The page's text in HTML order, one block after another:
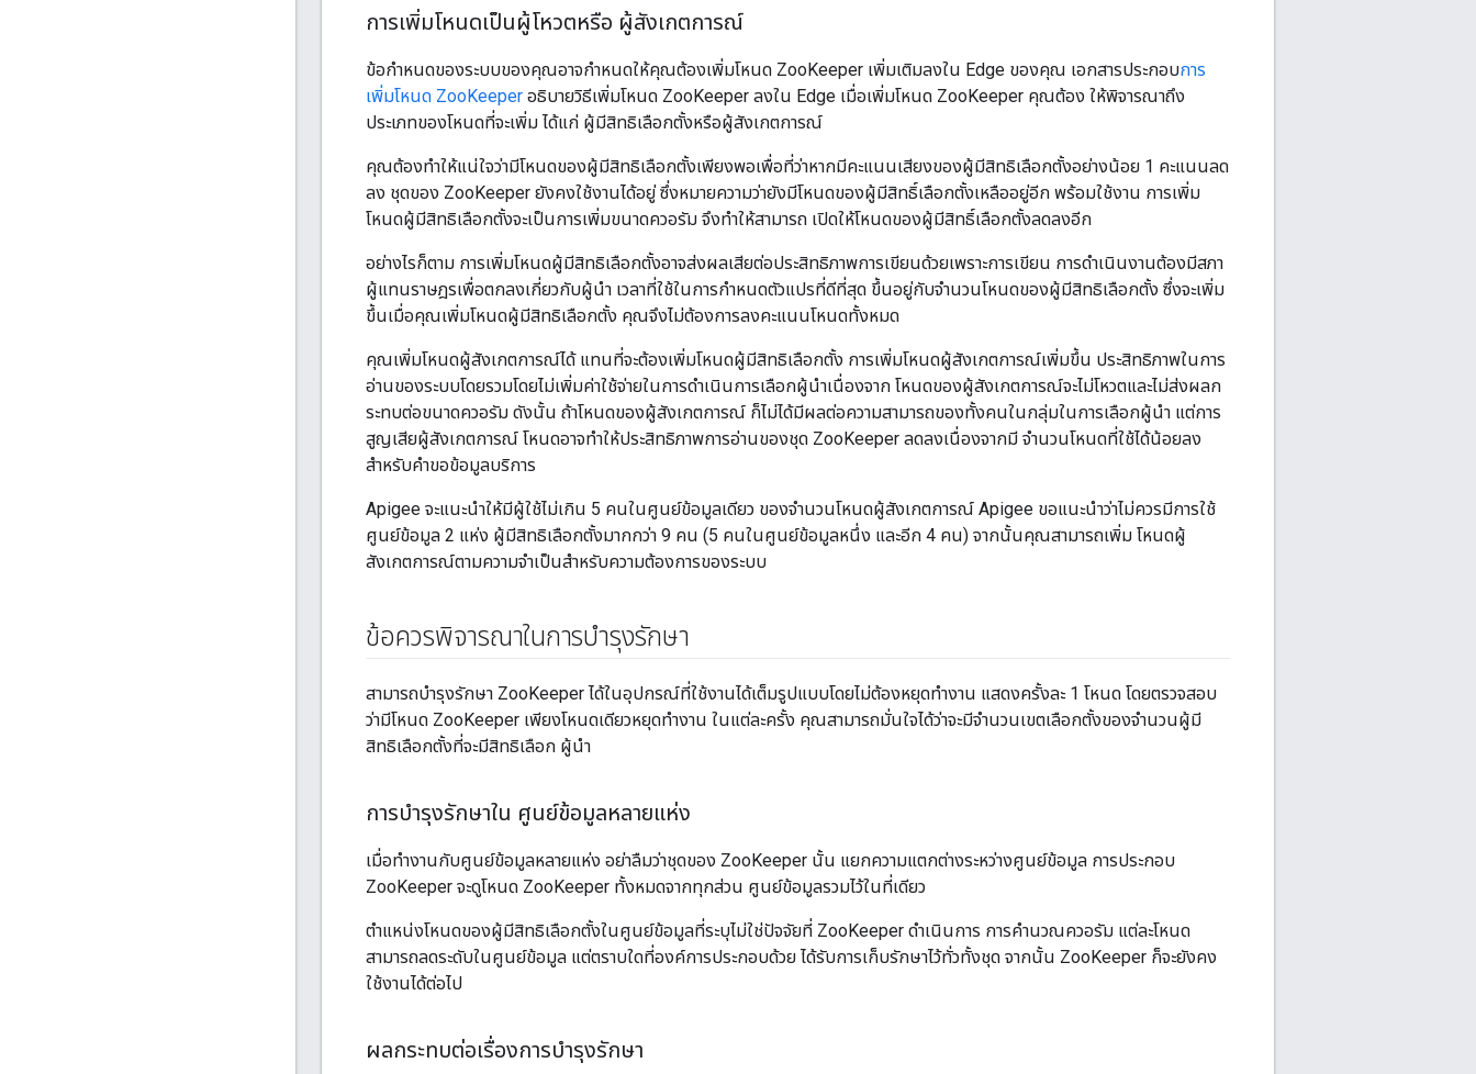
การเพิ่มโหนดเป็นผู้โหวตหรือ ผู้สังเกตการณ์
ข้อกำหนดของระบบของคุณอาจกำหนดให้คุณต้องเพิ่มโหนด ZooKeeper เพิ่มเติมลงใน Edge ของคุณ เอกสารประกอบการ
เพิ่มโหนด ZooKeeper อธิบายวิธีเพิ่มโหนด ZooKeeper ลงใน Edge เมื่อเพิ่มโหนด ZooKeeper คุณต้อง ให้พิจารณาถึง
ประเภทของโหนดที่จะเพิ่ม ได้แก่ ผู้มีสิทธิเลือกตั้งหรือผู้สังเกตการณ์
คุณต้องทำให้แน่ใจว่ามีโหนดของผู้มีสิทธิเลือกตั้งเพียงพอเพื่อที่ว่าหากมีคะแนนเสียงของผู้มีสิทธิเลือกตั้งอย่างน้อย 1 คะแนนลด
ลง ชุดของ ZooKeeper ยังคงใช้งานได้อยู่ ซึ่งหมายความว่ายังมีโหนดของผู้มีสิทธิ์เลือกตั้งเหลืออยู่อีก พร้อมใช้งาน การเพิ่ม
โหนดผู้มีสิทธิเลือกตั้งจะเป็นการเพิ่มขนาดควอรัม จึงทำให้สามารถ เปิดให้โหนดของผู้มีสิทธิ์เลือกตั้งลดลงอีก
อย่างไรก็ตาม การเพิ่มโหนดผู้มีสิทธิเลือกตั้งอาจส่งผลเสียต่อประสิทธิภาพการเขียนด้วยเพราะการเขียน การดำเนินงานต้องมีสภา
ผู้แทนราษฎรเพื่อตกลงเกี่ยวกับผู้นำ เวลาที่ใช้ในการกำหนดตัวแปรที่ดีที่สุด ขึ้นอยู่กับจำนวนโหนดของผู้มีสิทธิเลือกตั้ง ซึ่งจะเพิ่ม
ขึ้นเมื่อคุณเพิ่มโหนดผู้มีสิทธิเลือกตั้ง คุณจึงไม่ต้องการลงคะแนนโหนดทั้งหมด
คุณเพิ่มโหนดผู้สังเกตการณ์ได้ แทนที่จะต้องเพิ่มโหนดผู้มีสิทธิเลือกตั้ง การเพิ่มโหนดผู้สังเกตการณ์เพิ่มขึ้น ประสิทธิภาพในการ
อ่านของระบบโดยรวมโดยไม่เพิ่มค่าใช้จ่ายในการดำเนินการเลือกผู้นำเนื่องจาก โหนดของผู้สังเกตการณ์จะไม่โหวตและไม่ส่งผลก
ระทบต่อขนาดควอรัม ดังนั้น ถ้าโหนดของผู้สังเกตการณ์ ก็ไม่ได้มีผลต่อความสามารถของทั้งคนในกลุ่มในการเลือกผู้นำ แต่การ
สูญเสียผู้สังเกตการณ์ โหนดอาจทำให้ประสิทธิภาพการอ่านของชุด ZooKeeper ลดลงเนื่องจากมี จำนวนโหนดที่ใช้ได้น้อยลง
สำหรับคำขอข้อมูลบริการ
Apigee จะแนะนำให้มีผู้ใช้ไม่เกิน 5 คนในศูนย์ข้อมูลเดียว ของจำนวนโหนดผู้สังเกตการณ์ Apigee ขอแนะนำว่าไม่ควรมีการใช้
ศูนย์ข้อมูล 2 แห่ง ผู้มีสิทธิเลือกตั้งมากกว่า 9 คน (5 คนในศูนย์ข้อมูลหนึ่ง และอีก 4 คน) จากนั้นคุณสามารถเพิ่ม โหนดผู้
สังเกตการณ์ตามความจำเป็นสำหรับความต้องการของระบบ
ข้อควรพิจารณาในการบำรุงรักษา
สามารถบำรุงรักษา ZooKeeper ได้ในอุปกรณ์ที่ใช้งานได้เต็มรูปแบบโดยไม่ต้องหยุดทำงาน แสดงครั้งละ 1 โหนด โดยตรวจสอบ
ว่ามีโหนด ZooKeeper เพียงโหนดเดียวหยุดทำงาน ในแต่ละครั้ง คุณสามารถมั่นใจได้ว่าจะมีจำนวนเขตเลือกตั้งของจำนวนผู้มี
สิทธิเลือกตั้งที่จะมีสิทธิเลือก ผู้นำ
การบำรุงรักษาใน ศูนย์ข้อมูลหลายแห่ง
เมื่อทำงานกับศูนย์ข้อมูลหลายแห่ง อย่าลืมว่าชุดของ ZooKeeper นั้น แยกความแตกต่างระหว่างศูนย์ข้อมูล การประกอบ
ZooKeeper จะดูโหนด ZooKeeper ทั้งหมดจากทุกส่วน ศูนย์ข้อมูลรวมไว้ในที่เดียว
ตำแหน่งโหนดของผู้มีสิทธิเลือกตั้งในศูนย์ข้อมูลที่ระบุไม่ใช่ปัจจัยที่ ZooKeeper ดำเนินการ การคำนวณควอรัม แต่ละโหนด
สามารถลดระดับในศูนย์ข้อมูล แต่ตราบใดที่องค์การประกอบด้วย ได้รับการเก็บรักษาไว้ทั่วทั้งชุด จากนั้น ZooKeeper ก็จะยังคง
ใช้งานได้ต่อไป
ผลกระทบต่อเรื่องการบำรุงรักษา